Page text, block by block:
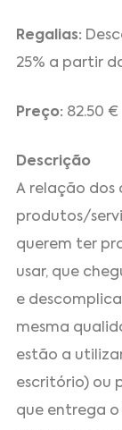
Regalias:
25% a partir
Preço: 82.50 €
Descrição
A relação dos
produtos/
querem ter
usar, que
e
mesma
estão a
escritório) ou
que entrega o